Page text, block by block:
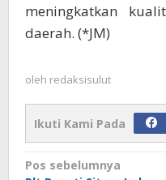
meningkatkan
daerah. (*JM)
oleh redaksisulut
Ikuti Kami Pada
Navigasi
Pos sebelumnya